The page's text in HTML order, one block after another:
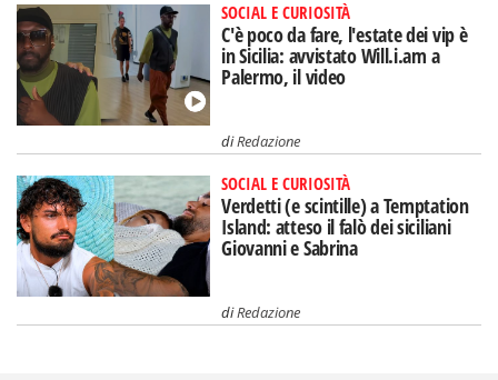
SOCIAL E CURIOSITÀ
C'è poco da fare, l'estate dei vip è
in Sicilia: avvistato Will.i.am a
Palermo, il video
diRedazione
SOCIAL E CURIOSITÀ
Verdetti (e scintille) a Temptation
Island: atteso il falò dei siciliani
Giovanni e Sabrina
diRedazione